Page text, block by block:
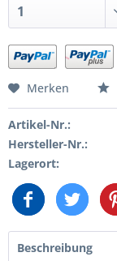
Merken
Artikel-Nr.:
Hersteller-Nr.:
Lagerort:
Beschreibung